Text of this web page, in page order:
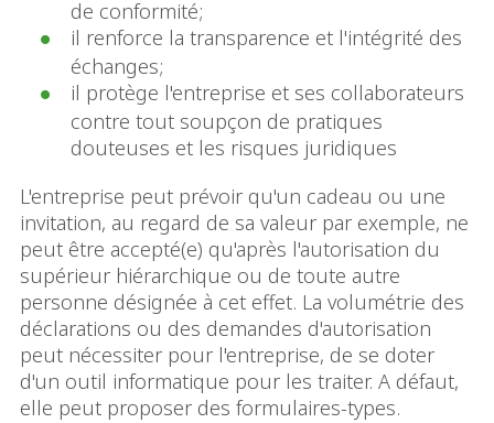
de conformité;
il renforce la transparence et l'intégrité des
échanges;
il protège l'entreprise et ses collaborateurs
contre tout soupçon de pratiques
douteuses et les risques juridiques
L'entreprise peut prévoir qu'un cadeau ou une
invitation, au regard de sa valeur par exemple, ne
peut être accepté(e) qu'après l'autorisation du
supérieur hiérarchique ou de toute autre
personne désignée à cet effet. La volumétrie des
déclarations ou des demandes d'autorisation
peut nécessiter pour l'entreprise, de se doter
d'un outil informatique pour les traiter. A défaut,
elle peut proposer des formulaires-types.